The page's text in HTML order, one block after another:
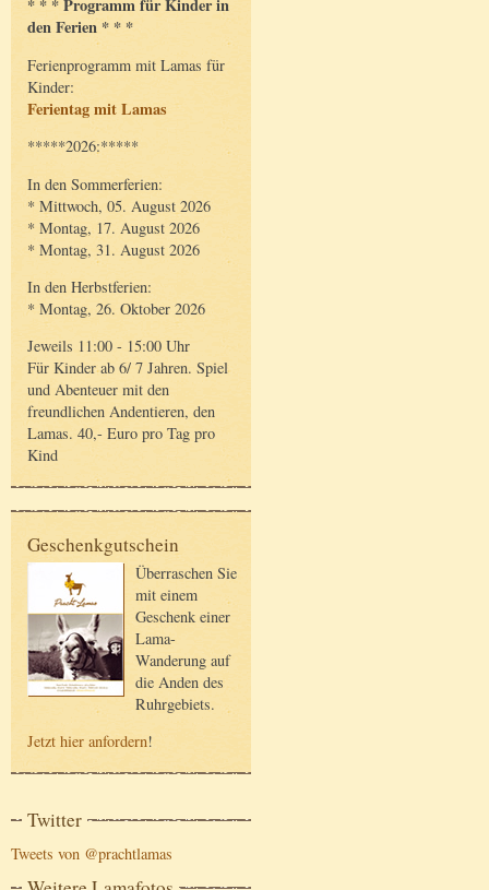
* * * Programm für Kinder in
den Ferien * * *
Ferienprogramm mit Lamas für
Kinder:
Ferientag mit Lamas
*****2026:*****
In den Sommerferien:
* Mittwoch, 05. August 2026
* Montag, 17. August 2026
* Montag, 31. August 2026
In den Herbstferien:
* Montag, 26. Oktober 2026
Jeweils 11:00 - 15:00 Uhr
Für Kinder ab 6/ 7 Jahren. Spiel
und Abenteuer mit den
freundlichen Andentieren, den
Lamas. 40,- Euro pro Tag pro
Kind
Geschenkgutschein
Überraschen Sie
mit einem
Geschenk einer
Lama-
Wanderung auf
die Anden des
Ruhrgebiets.
Jetzt hier anfordern!
Twitter
Tweets von @prachtlamas